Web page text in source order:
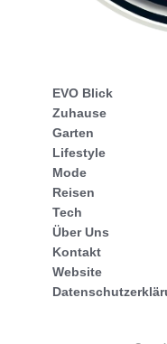
EVO Blick
Zuhause
Garten
Lifestyle
Mode
Reisen
Tech
Über Uns
Kontakt
Website